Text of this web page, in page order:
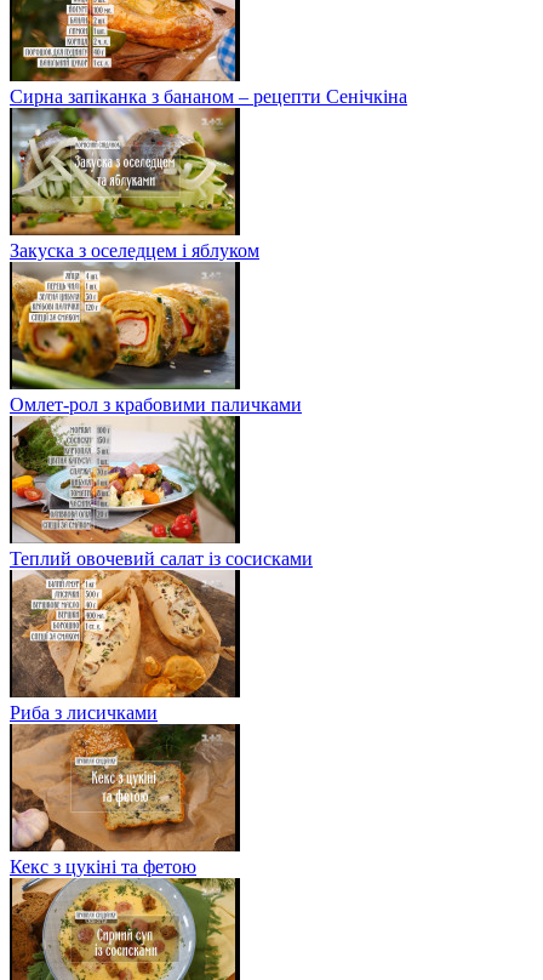
Сирна запіканка з бананом – рецепти Сенічкіна
Закуска з оселедцем і яблуком
Омлет-рол з крабовими паличками
Теплий овочевий салат із сосисками
Риба з лисичками
Кекс з цукіні та фетою